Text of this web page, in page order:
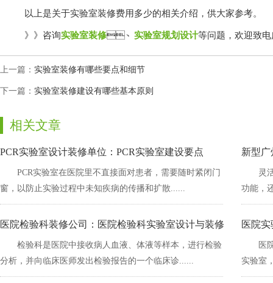
以上是关于实验室装修费用多少的相关介绍，供大家参考。
》》咨询实验室装修、 实验室规划设计等问题，欢迎
上一篇： 实验室装修有哪些要点和细节
下一篇： 实验室装修建设有哪些基本原则
相关文章
PCR实验室设计装修单位：PCR实验室建设要点
PCR实验室在医院里不直接面对患者，需要随时紧闭门
窗，以防止实验过程中未知疾病的传播和扩散......
新型
灵
功能
医院检验科装修公司：医院检验科实验室设计与装修
检验科是医院中接收病人血液、体液等样本，进行检验
分析，并向临床医师发出检验报告的一个临床诊......
医院
医
实验室